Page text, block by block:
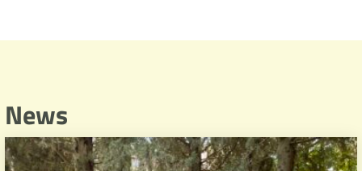
News